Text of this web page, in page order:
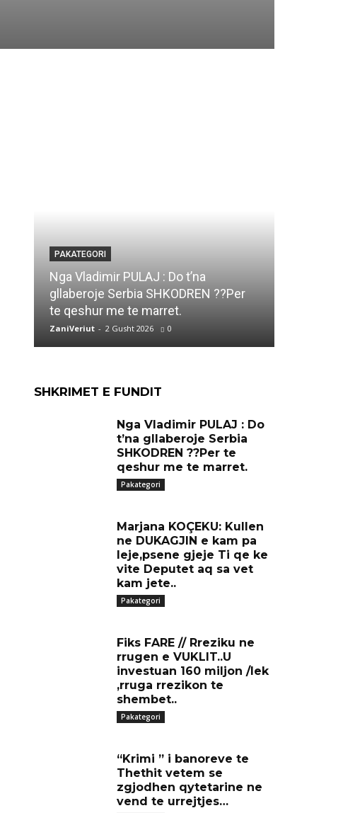
PAKATEGORI
Nga Vladimir PULAJ : Do t’na
gllaberoje Serbia SHKODREN ??Per
te qeshur me te marret.
ZaniVeriut - 2 Gusht 2026 0
SHKRIMET E FUNDIT
Nga Vladimir PULAJ : Do
t’na gllaberoje Serbia
SHKODREN ??Per te
qeshur me te marret.
Pakategori
Marjana KOÇEKU: Kullen
ne DUKAGJIN e kam pa
leje,psene gjeje Ti qe ke
vite Deputet aq sa vet
kam jete..
Pakategori
Fiks FARE // Rreziku ne
rrugen e VUKLIT..U
investuan 160 miljon /lek
,rruga rrezikon te
shembet..
Pakategori
“Krimi ” i banoreve te
Thethit vetem se
zgjodhen qytetarine ne
vend te urrejtjes…